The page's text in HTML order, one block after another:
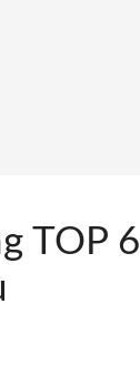
TOP 6